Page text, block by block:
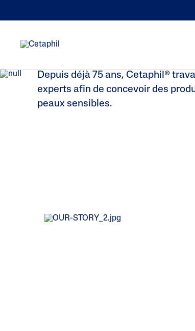
Nettoyage du visage
L’HISTOIRE DE
Depuis déjà 75 ans, Cetaphil®
experts afin de concevoir des
peaux sensibles.